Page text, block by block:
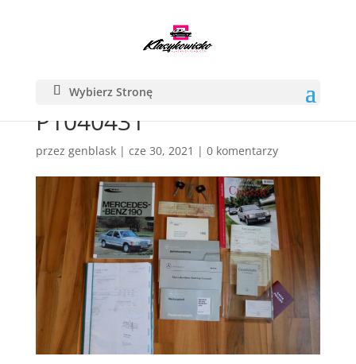
Wybierz Stronę
P1040431
przez genblask| cze 30, 2021 | 0 komentarzy